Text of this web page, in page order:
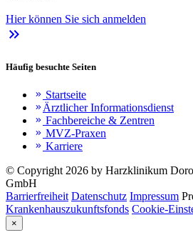
Hier können Sie sich anmelden
keyboard_double_arrow_right
Häufig besuchte Seiten
keyboard_double_arrow_right Startseite
keyboard_double_arrow_right Ärztlicher Informationsdienst
keyboard_double_arrow_right Fachbereiche & Zentren
keyboard_double_arrow_right MVZ-Praxen
keyboard_double_arrow_right Karriere
© Copyright 2026 by Harzklinikum
GmbH
Barrierfreiheit Datenschutz Impressum
Krankenhauszukunftsfonds Cookie-
×